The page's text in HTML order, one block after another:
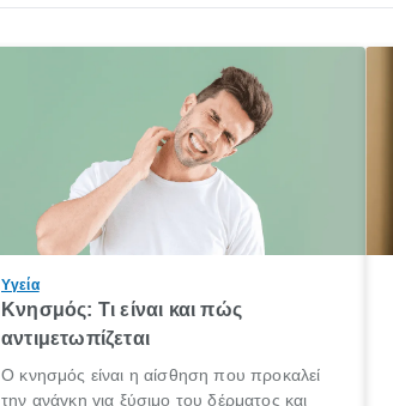
Υγεία
Κνησμός: Τι είναι και πώς
αντιμετωπίζεται
Ο κνησμός είναι η αίσθηση που προκαλεί
την ανάγκη για ξύσιμο του δέρματος και